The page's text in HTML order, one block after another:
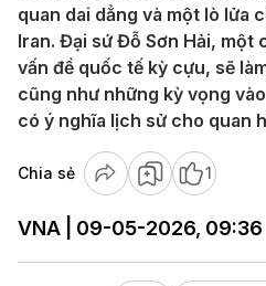
quan dai dẳng và một lò lửa
Iran. Đại sứ Đỗ Sơn Hải, một
vấn đề quốc tế kỳ cựu, sẽ
cũng như những kỳ vọng
có ý nghĩa lịch sử cho quan
Chia sẻ 1
VNA | 09-05-2026, 09:36